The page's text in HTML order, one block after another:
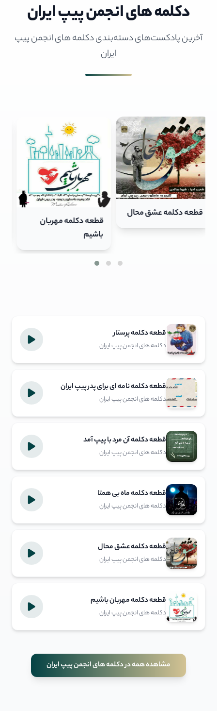
دکلمه های انجمن پیپ ایران
آخرین پادکست‌های دسته‌بندی دکلمه های انجمن پیپ
ایران
قطعه دکلمه مهربان
قطعه دکلمه پرستار
قطعه دکلمه پرستار
دکلمه های انجمن پیپ ایران
قطعه دکلمه نامه ای برای پدر پیپ ایران
دکلمه های انجمن پیپ ایران
قطعه دکلمه آن مرد با پیپ آمد
دکلمه های انجمن پیپ ایران
قطعه دکلمه ماه بی همتا
دکلمه های انجمن پیپ ایران
قطعه دکلمه عشق محال
دکلمه های انجمن پیپ ایران
قطعه دکلمه مهربان باشیم
دکلمه های انجمن پیپ ایران
مشاهده همه در دکلمه های انجمن پیپ ایران